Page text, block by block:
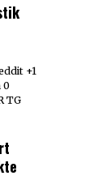
+1
0
TG